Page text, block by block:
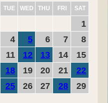
TUE WED THU FRI SAT
1
4 5 6 7
8
11 12 13 14
15
18 19 20 21
22
25 26 27 28
29